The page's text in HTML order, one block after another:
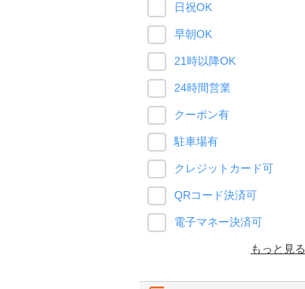
日祝OK
早朝OK
21時以降OK
24時間営業
クーポン有
駐車場有
クレジットカード可
QRコード決済可
電子マネー決済可
もっと見る